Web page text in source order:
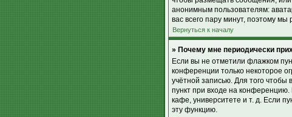
анонимным пользователям:
вас всего пару минут, поэтому мы
Вернуться к началу
» Почему мне периодически
Если вы не отметили флажком
конференции только некоторое
учётной записью. Для того
пункт при входе на
кафе, университете и т. д. Если
эту функцию.